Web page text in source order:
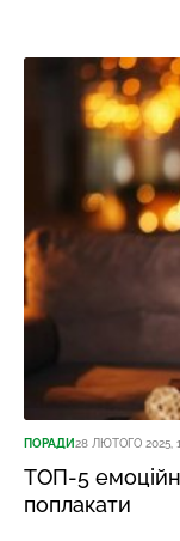
ПОРАДИ28 ЛЮТОГО 2025,
ТОП-5
поплакати